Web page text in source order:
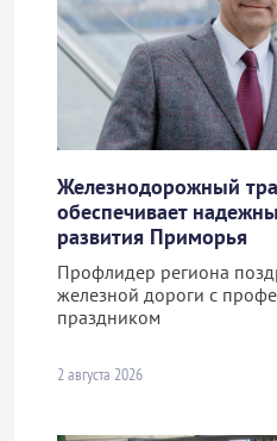
Железнодорожный
обеспечивает
развития Приморья
Профлидер региона
железной дороги с
праздником
2 августа 2026